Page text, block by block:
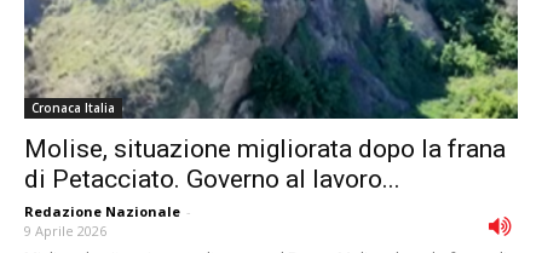
Cronaca Italia
Molise, situazione migliorata dopo la frana
di Petacciato. Governo al lavoro...
Redazione Nazionale -
9 Aprile 2026